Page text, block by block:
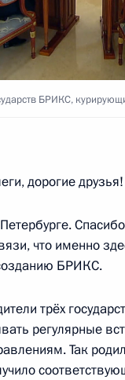
СМИ
БРИКС,
дорогие друзья!
что именно
БРИКС.
трёх
регулярные
Так